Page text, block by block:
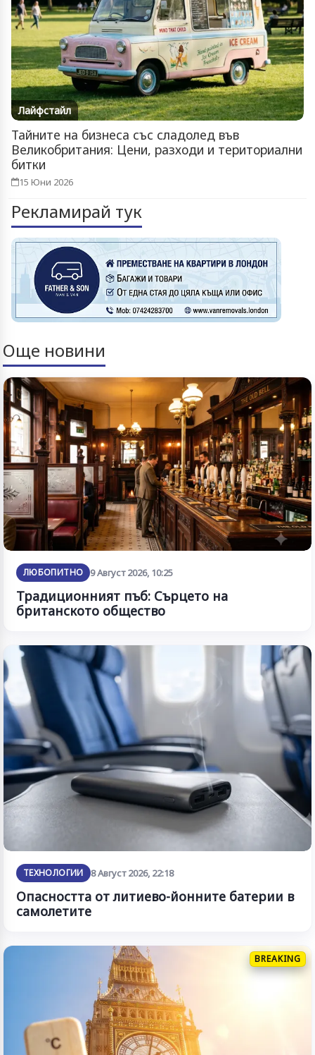
Лайфстайл
Тайните на бизнеса със сладолед във
Великобритания: Цени, разходи и териториални
битки
15 Юни 2026
Рекламирай тук
Още новини
ЛЮБОПИТНО 9 Август 2026, 10:25
Традиционният пъб: Сърцето на
британското общество
ТЕХНОЛОГИИ 8 Август 2026, 22:18
Опасността от литиево-йонните батерии в
самолетите
BREAKING